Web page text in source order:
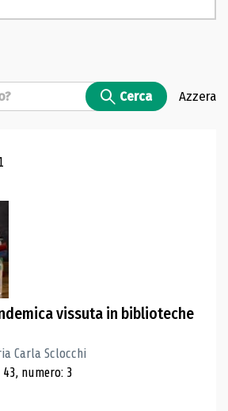
Cerca Azzera
ricerca
vissuta in biblioteche
Carla Sclocchi
numero: 3